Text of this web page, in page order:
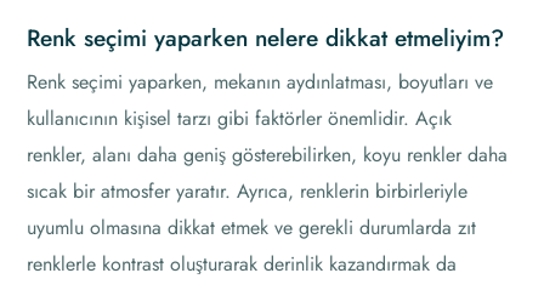
Renk seçimi yaparken nelere dikkat etmeliyim?
Renk seçimi yaparken, mekanın aydınlatması, boyutları ve
kullanıcının kişisel tarzı gibi faktörler önemlidir. Açık
renkler, alanı daha geniş gösterebilirken, koyu renkler daha
sıcak bir atmosfer yaratır. Ayrıca, renklerin birbirleriyle
uyumlu olmasına dikkat etmek ve gerekli durumlarda zıt
renklerle kontrast oluşturarak derinlik kazandırmak da